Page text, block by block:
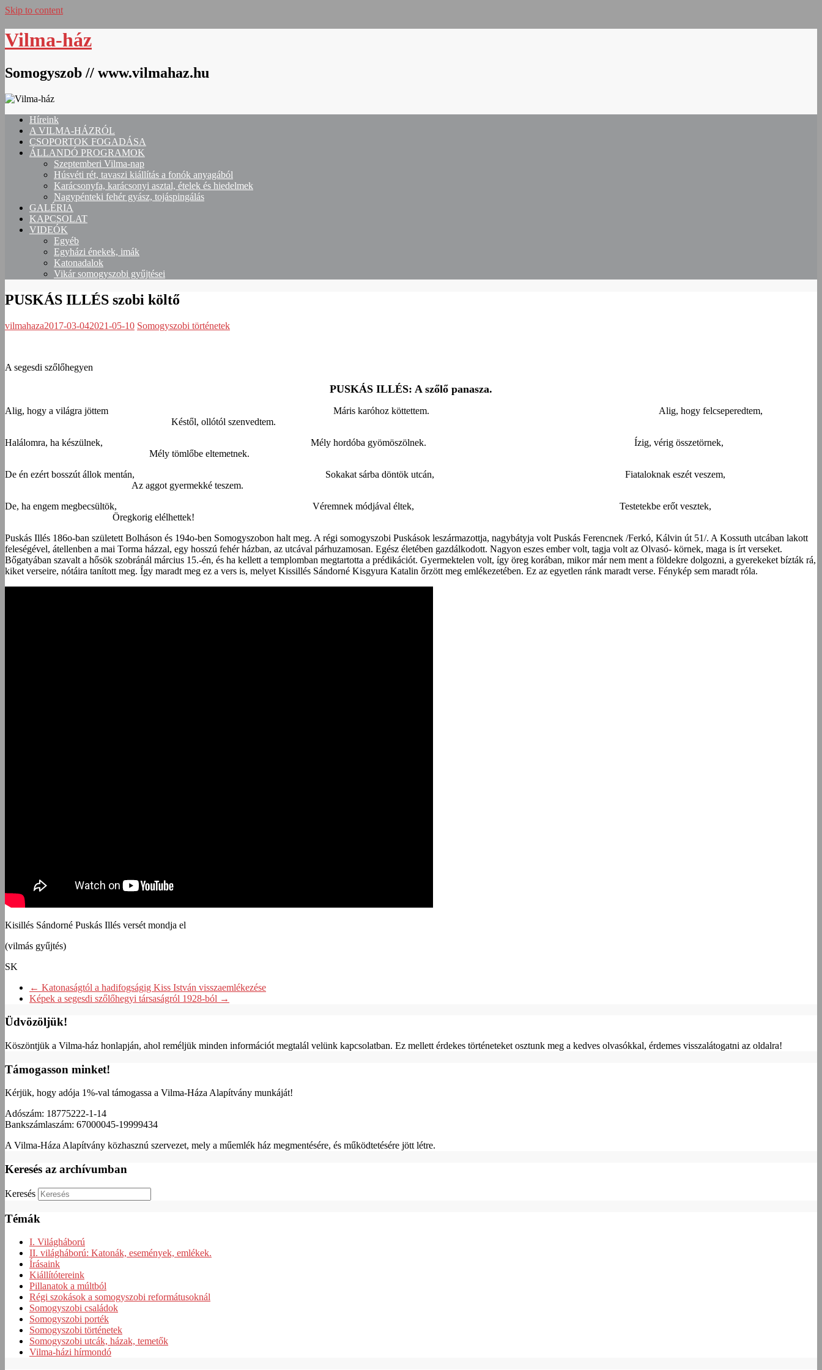
Skip to content
Vilma-ház
Somogyszob // www.vilmahaz.hu
Híreink
A VILMA-HÁZRÓL
CSOPORTOK FOGADÁSA
ÁLLANDÓ PROGRAMOK
Szeptemberi Vilma-nap
Húsvéti rét, tavaszi kiállítás a fonók anyagából
Karácsonyfa, karácsonyi asztal, ételek és hiedelmek
Nagypénteki fehér gyász, tojáspingálás
GALÉRIA
KAPCSOLAT
VIDEÓK
Egyéb
Egyházi énekek, imák
Katonadalok
Vikár somogyszobi gyűjtései
PUSKÁS ILLÉS szobi költő
vilmahaza2017-03-042021-05-10 Somogyszobi történetek
A segesdi szőlőhegyen
PUSKÁS ILLÉS: A szőlő panasza.
Alig, hogy a világra jöttem Máris karóhoz köttettem. Alig, hogy felcseperedtem,
Késtől, ollótól szenvedtem.
Halálomra, ha készülnek, Mély hordóba gyömöszölnek. Ízig, vérig összetörnek,
Mély tömlőbe eltemetnek.
De én ezért bosszút állok mentán, Sokakat sárba döntök utcán, Fiataloknak eszét veszem,
Az aggot gyermekké teszem.
De, ha engem megbecsültök, Véremnek módjával éltek, Testetekbe erőt vesztek,
Öregkorig elélhettek!
Puskás Illés 186o-ban született Bolháson és 194o-ben Somogyszobon halt meg. A régi somogyszobi Puskások leszármazottja, nagybátyja volt Puskás Ferencnek /Ferkó, Kálvin út 51/. A Kossuth utcában lakott
feleségével, átellenben a mai Torma házzal, egy hosszú fehér házban, az utcával párhuzamosan. Egész életében gazdálkodott. Nagyon eszes ember volt, tagja volt az Olvasó- körnek, maga is írt verseket.
Bőgatyában szavalt a hősök szobránál március 15.-én, és ha kellett a templomban megtartotta a prédikációt. Gyermektelen volt, így öreg korában, mikor már nem ment a földekre dolgozni, a gyerekeket bízták rá,
kiket verseire, nótáira tanított meg. Így maradt meg ez a vers is, melyet Kissillés Sándorné Kisgyura Katalin őrzött meg emlékezetében. Ez az egyetlen ránk maradt verse. Fénykép sem maradt róla.
Kisillés Sándorné Puskás Illés versét mondja el
(vilmás gyűjtés)
SK
← Katonaságtól a hadifogságig Kiss István visszaemlékezése
Képek a segesdi szőlőhegyi társaságról 1928-ból →
Üdvözöljük!
Köszöntjük a Vilma-ház honlapján, ahol reméljük minden információt megtalál velünk kapcsolatban. Ez mellett érdekes történeteket osztunk meg a kedves olvasókkal, érdemes visszalátogatni az oldalra!
Támogasson minket!
Kérjük, hogy adója 1%-val támogassa a Vilma-Háza Alapítvány munkáját!
Adószám: 18775222-1-14
Bankszámlaszám: 67000045-19999434
A Vilma-Háza Alapítvány közhasznú szervezet, mely a műemlék ház megmentésére, és működtetésére jött létre.
Keresés az archívumban
Keresés
Témák
I. Világháború
II. világháború: Katonák, események, emlékek.
Írásaink
Kiállítótereink
Pillanatok a múltból
Régi szokások a somogyszobi reformátusoknál
Somogyszobi családok
Somogyszobi porték
Somogyszobi történetek
Somogyszobi utcák, házak, temetők
Vilma-házi hírmondó